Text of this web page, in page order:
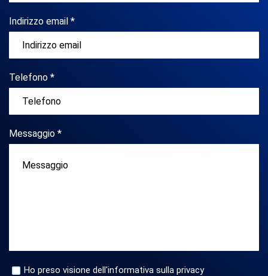
Indirizzo email *
Telefono *
Messaggio *
Ho preso visione dell'informativa sulla privacy